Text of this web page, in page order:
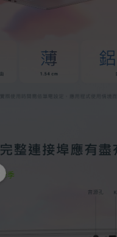
開學裝備全面降價